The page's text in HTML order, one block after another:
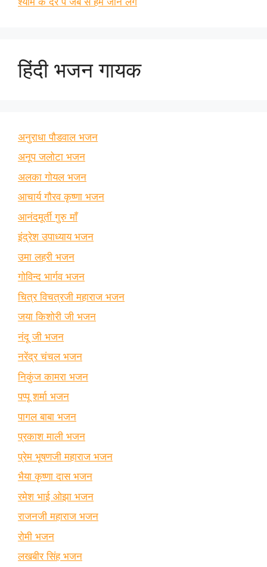
हिंदी भजन गायक
अनुराधा पौडवाल भजन
अनूप जलोटा भजन
अलका गोयल भजन
आचार्य गौरव कृष्णा भजन
आनंदमूर्ती गुरु माँ
इंद्रेश उपाध्याय भजन
उमा लहरी भजन
गोविन्द भार्गव भजन
चित्र विचत्रजी महाराज भजन
जया किशोरी जी भजन
नंदू जी भजन
नरेंद्र चंचल भजन
निकुंज कामरा भजन
पप्पू शर्मा भजन
पागल बाबा भजन
प्रकाश माली भजन
प्रेम भूषणजी महाराज भजन
भैया कृष्णा दास भजन
रमेश भाई ओझा भजन
राजनजी महाराज भजन
रोमी भजन
लखबीर सिंह भजन